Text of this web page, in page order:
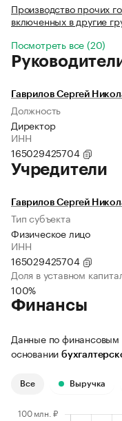
Производство прочих
включенных в другие
Посмотреть все (20)
Гаврилов Сергей
Должность
Директор
ИНН
165029425704
Учредители
Гаврилов Сергей
Тип субъекта
Физическое лицо
ИНН
165029425704
Доля в уставном
100%
Финансы
Данные по финансовым
основании
Все Выручка